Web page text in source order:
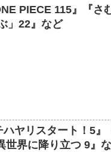
PIECE 115』『さ
」22』など
ヤリスタート！5』
世界に降り立つ 9』